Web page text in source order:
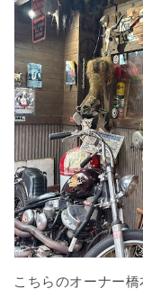
こちらのオーナー